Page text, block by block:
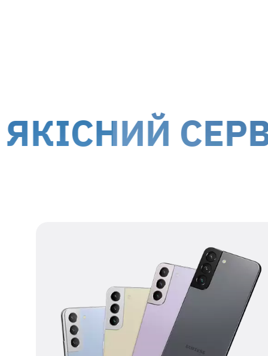
Наші дані для відправки
Білоруська, 26
**
СЕРВІС